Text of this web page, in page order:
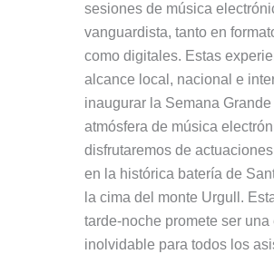
sesiones de música
vanguardista, tanto en
como digitales. Estas
alcance local, nacional e
inaugurar la Semana
atmósfera de música
disfrutaremos de
en la histórica batería de
la cima del monte Urgull.
tarde-noche promete ser
inolvidable para todos los